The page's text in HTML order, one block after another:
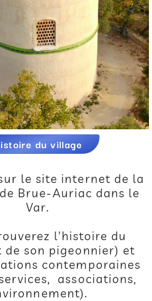
du village
le site internet de la
Brue-Auriac dans le
Var.
l'histoire du
de son pigeonnier) et
contemporaines
associations,